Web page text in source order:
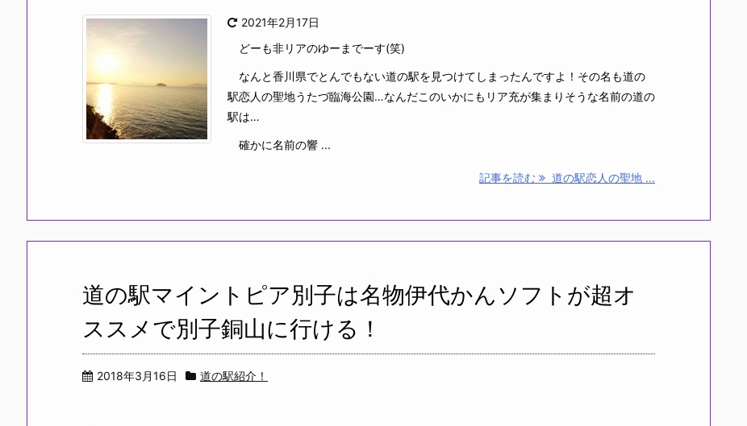
2021年2月17日
どーも非リアのゆーまでーす(笑)
なんと香川県でとんでもない道の駅を見つけてしまったんですよ！その名も道の
駅恋人の聖地うたづ臨海公園…なんだこのいかにもリア充が集まりそうな名前の道の
駅は…
確かに名前の響 ...
記事を読む 道の駅恋人の聖地 ...
道の駅マイントピア別子は名物伊代かんソフトが超オ
ススメで別子銅山に行ける！
2018年3月16日 道の駅紹介！